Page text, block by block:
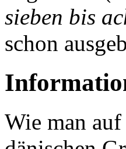
sieben bis
schon
Wie man auf